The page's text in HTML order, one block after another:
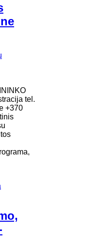
tel.
+370